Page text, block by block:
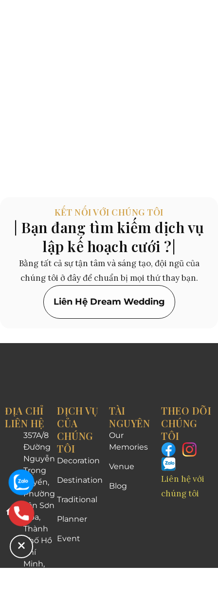
KẾT NỐI VỚI CHÚNG TÔI
| Bạn đang tìm kiếm dịch vụ
lập kế hoạch cưới ?|
Bằng tất cả sự tận tâm và sáng tạo, đội ngũ của
chúng tôi ở đây để chuẩn bị mọi thứ thay bạn.
Liên Hệ Dream Wedding
ĐỊA CHỈ
LIÊN HỆ
357A/8
Đường
Nguyễn
Trọng
Tuyển,
Phường
Tân Sơn
Hòa,
Thành
phố Hồ
Chí
Minh,
DỊCH VỤ
CỦA
CHÚNG
TÔI
Decoration
Destination
Traditional
Planner
Event
TÀI
NGUYÊN
Our
Memories
Venue
Blog
THEO DÕI
CHÚNG
TÔI
Liên hệ với
chúng tôi